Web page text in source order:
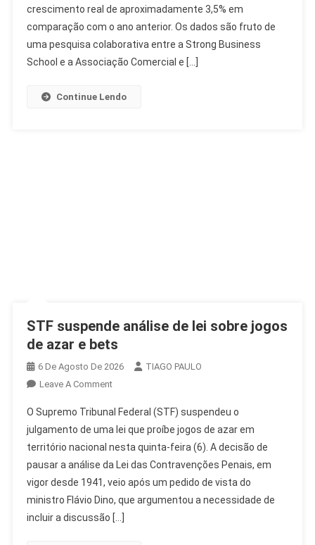
R$
84,6
Milhões
No
crescimento real de aproximadamente 3,5% em
comparação com o ano anterior. Os dados são fruto de
uma pesquisa colaborativa entre a Strong Business
School e a Associação Comercial e […]
Continue Lendo
STF suspende análise de lei sobre jogos
de azar e bets
6 De Agosto De 2026
TIAGO PAULO
Leave A CommentOn
Suspende
Análise
De
Lei
Sobre
Jogos
De
O Supremo Tribunal Federal (STF) suspendeu o
julgamento de uma lei que proíbe jogos de azar em
território nacional nesta quinta-feira (6). A decisão de
pausar a análise da Lei das Contravenções Penais, em
vigor desde 1941, veio após um pedido de vista do
ministro Flávio Dino, que argumentou a necessidade de
incluir a discussão […]